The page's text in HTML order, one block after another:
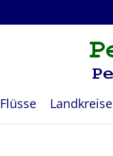
Flüsse Landkreise